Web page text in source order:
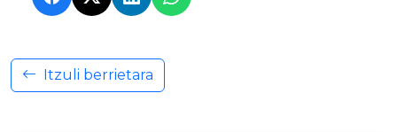
Itzuli berrietara